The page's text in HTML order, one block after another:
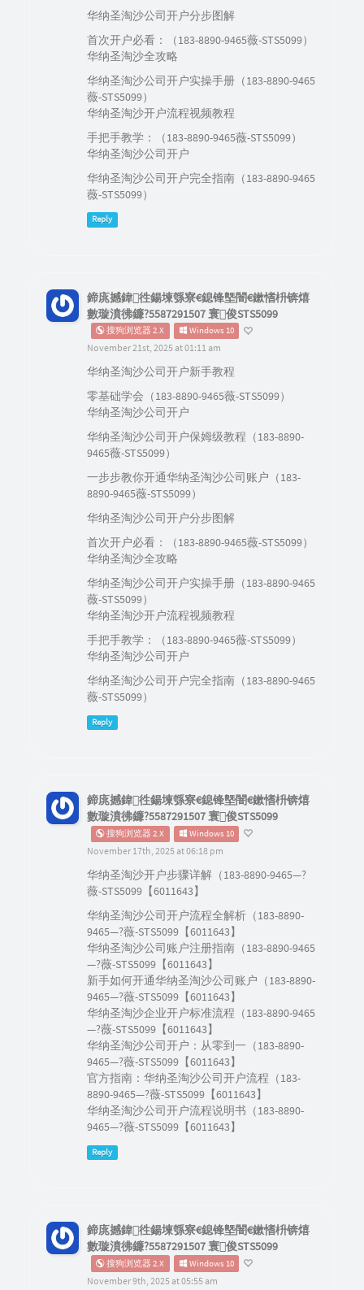
华纳圣淘沙公司开户分步图解
首次开户必看：（183-8890-9465薇-STS5099）
华纳圣淘沙全攻略
华纳圣淘沙公司开户实操手册（183-8890-9465
薇-STS5099）
华纳圣淘沙开户流程视频教程
手把手教学：（183-8890-9465薇-STS5099）
华纳圣淘沙公司开户
华纳圣淘沙公司开户完全指南（183-8890-9465
薇-STS5099）
Reply
鍗庣撼鍏徃鍚堜綔寮€鎴锋墍闇€鏉愭枡锛熺
數璇濆彿鐮?5587291507 寰俊STS5099
搜狗浏览器 2.X Windows 10
November 21st, 2025 at 01:11 am
华纳圣淘沙公司开户新手教程
零基础学会（183-8890-9465薇-STS5099）
华纳圣淘沙公司开户
华纳圣淘沙公司开户保姆级教程（183-8890-
9465薇-STS5099）
一步步教你开通华纳圣淘沙公司账户（183-
8890-9465薇-STS5099）
华纳圣淘沙公司开户分步图解
首次开户必看：（183-8890-9465薇-STS5099）
华纳圣淘沙全攻略
华纳圣淘沙公司开户实操手册（183-8890-9465
薇-STS5099）
华纳圣淘沙开户流程视频教程
手把手教学：（183-8890-9465薇-STS5099）
华纳圣淘沙公司开户
华纳圣淘沙公司开户完全指南（183-8890-9465
薇-STS5099）
Reply
鍗庣撼鍏徃鍚堜綔寮€鎴锋墍闇€鏉愭枡锛熺
數璇濆彿鐮?5587291507 寰俊STS5099
搜狗浏览器 2.X Windows 10
November 17th, 2025 at 06:18 pm
华纳圣淘沙开户步骤详解（183-8890-9465—?
薇-STS5099【6011643】
华纳圣淘沙公司开户流程全解析（183-8890-
9465—?薇-STS5099【6011643】
华纳圣淘沙公司账户注册指南（183-8890-9465
—?薇-STS5099【6011643】
新手如何开通华纳圣淘沙公司账户（183-8890-
9465—?薇-STS5099【6011643】
华纳圣淘沙企业开户标准流程（183-8890-9465
—?薇-STS5099【6011643】
华纳圣淘沙公司开户：从零到一（183-8890-
9465—?薇-STS5099【6011643】
官方指南：华纳圣淘沙公司开户流程（183-
8890-9465—?薇-STS5099【6011643】
华纳圣淘沙公司开户流程说明书（183-8890-
9465—?薇-STS5099【6011643】
Reply
鍗庣撼鍏徃鍚堜綔寮€鎴锋墍闇€鏉愭枡锛熺
數璇濆彿鐮?5587291507 寰俊STS5099
搜狗浏览器 2.X Windows 10
November 9th, 2025 at 05:55 am